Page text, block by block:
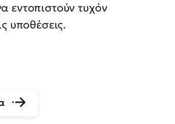
εντοπιστούν τυχόν
υποθέσεις.